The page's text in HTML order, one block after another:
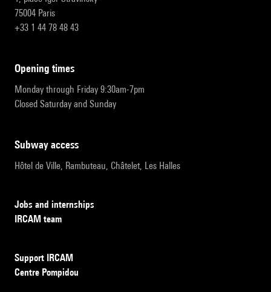
75004 Paris
+33 1 44 78 48 43
opening times
Monday through Friday 9:30am-7pm
Closed Saturday and Sunday
subway access
Hôtel de Ville, Rambuteau, Châtelet, Les Halles
Jobs and internships
IRCAM team
Support IRCAM
Centre Pompidou